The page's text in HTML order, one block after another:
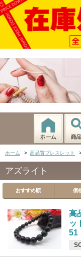
ホーム > 高品質ブレスレット
アズライト
おすすめ順 価
高
ッ
51